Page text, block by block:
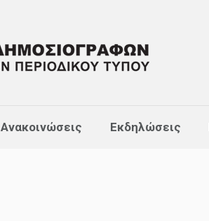
Ανακοινώσεις Εκδηλώσεις